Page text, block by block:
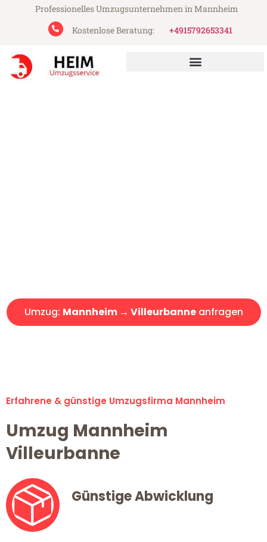
Professionelles Umzugsunternehmen in Mannheim
Kostenlose Beratung:
+4915792653341
Umzug: Mannheim → Villeurbanneanfragen
Erfahrene & günstige Umzugsfirma Mannheim
Umzug Mannheim
Villeurbanne
Günstige Abwicklung